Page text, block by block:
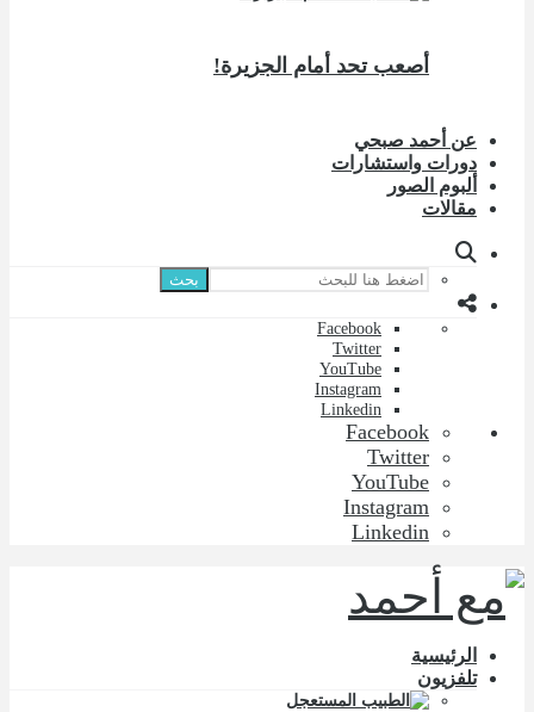
أصعب تحد أمام الجزيرة!
عن أحمد صبحي
دورات واستشارات
ألبوم الصور
مقالات
بحث
Facebook
Twitter
YouTube
Instagram
Linkedin
Facebook
Twitter
YouTube
Instagram
Linkedin
الرئيسية
تلفزيون